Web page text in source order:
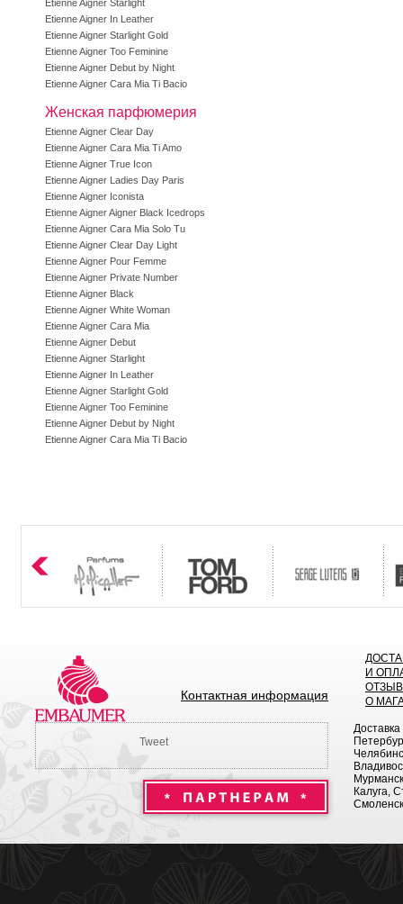
Etienne Aigner Starlight
Etienne Aigner In Leather
Etienne Aigner Starlight Gold
Etienne Aigner Too Feminine
Etienne Aigner Debut by Night
Etienne Aigner Cara Mia Ti Bacio
Женская парфюмерия
Etienne Aigner Clear Day
Etienne Aigner Cara Mia Ti Amo
Etienne Aigner True Icon
Etienne Aigner Ladies Day Paris
Etienne Aigner Iconista
Etienne Aigner Aigner Black Icedrops
Etienne Aigner Cara Mia Solo Tu
Etienne Aigner Clear Day Light
Etienne Aigner Pour Femme
Etienne Aigner Private Number
Etienne Aigner Black
Etienne Aigner White Woman
Etienne Aigner Cara Mia
Etienne Aigner Debut
Etienne Aigner Starlight
Etienne Aigner In Leather
Etienne Aigner Starlight Gold
Etienne Aigner Too Feminine
Etienne Aigner Debut by Night
Etienne Aigner Cara Mia Ti Bacio
Контактная информация
И
О
Tweet
Калуга,